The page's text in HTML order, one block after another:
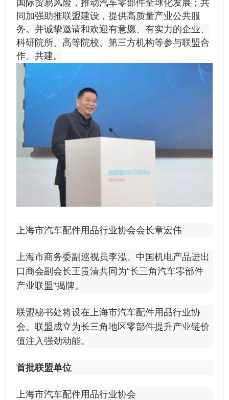
国际贸易风险，推动汽车零部件全球化发展；共
同加强助推联盟建设，提供高质量产业公共服
务。并诚挚邀请和欢迎有意愿、有实力的企业、
科研院所、高等院校、第三方机构等参与联盟合
作、共建。
上海市汽车配件用品行业协会会长章宏伟
上海市商务委副巡视员李泓、中国机电产品进出
口商会副会长王贵清共同为“长三角汽车零部件
产业联盟”揭牌。
联盟秘书处将设在上海市汽车配件用品行业协
会。联盟成立为长三角地区零部件提升产业链价
值注入强劲动能。
首批联盟单位
上海市汽车配件用品行业协会